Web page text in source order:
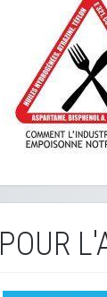
POUR